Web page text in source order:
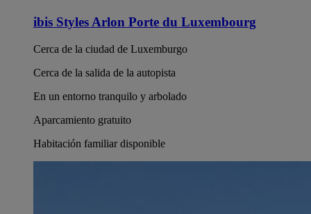
ibis Styles Arlon Porte du Luxembourg
Cerca de la ciudad de Luxemburgo
Cerca de la salida de la autopista
En un entorno tranquilo y arbolado
Aparcamiento gratuito
Habitación familiar disponible